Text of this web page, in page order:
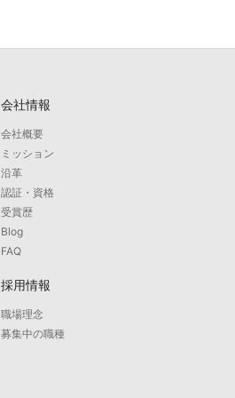
会社情報
会社概要
ミッション
沿革
認証・資格
受賞歴
Blog
FAQ
採用情報
職場理念
募集中の職種